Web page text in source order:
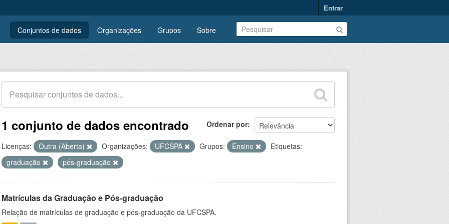
Entrar
Conjuntos de dados Organizações Grupos Sobre
Ordenar por
1 conjunto de dados encontrado
Licenças: Outra (Aberta) Organizações: UFCSPA Grupos: Ensino
Etiquetas:
graduação
pós-graduação
Matrículas da Graduação e Pós-graduação
Relação de matrículas de graduação e pós-graduação da UFCSPA.